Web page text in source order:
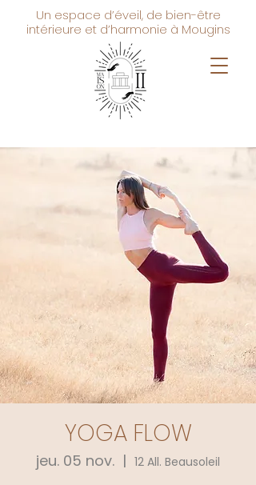
Un espace d’éveil, de bien-être
intérieure et d’harmonie à Mougins
YOGA FLOW
jeu. 05 nov.
  |
12 All. Beausoleil